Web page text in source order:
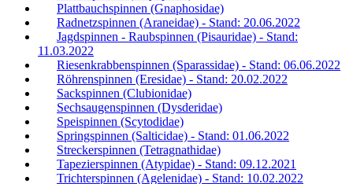
Plattbauchspinnen (Gnaphosidae)
Radnetzspinnen (Araneidae) - Stand: 20.06.2022
Jagdspinnen - Raubspinnen (Pisauridae) - Stand:
11.03.2022
Riesenkrabbenspinnen (Sparassidae) - Stand: 06.06.2022
Röhrenspinnen (Eresidae) - Stand: 20.02.2022
Sackspinnen (Clubionidae)
Sechsaugenspinnen (Dysderidae)
Speispinnen (Scytodidae)
Springspinnen (Salticidae) - Stand: 01.06.2022
Streckerspinnen (Tetragnathidae)
Tapezierspinnen (Atypidae) - Stand: 09.12.2021
Trichterspinnen (Agelenidae) - Stand: 10.02.2022